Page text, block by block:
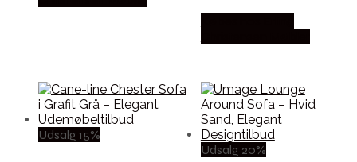
Udsalg 15%
Udsalg 20%